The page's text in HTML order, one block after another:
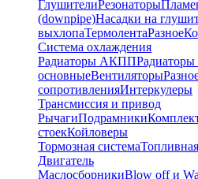
ГлушителиРезонаторы
(downpipe)Насадки на
выхлопаТермолентаРазное
Система охлаждения
Радиаторы АКПП
основныеВентиляторы
сопротивленияИнтеркулеры
Трансмиссия и привод
РычагиПодрамники
стоекКойловеры
Тормозная система
Двигатель
МаслосборникиBlow off и